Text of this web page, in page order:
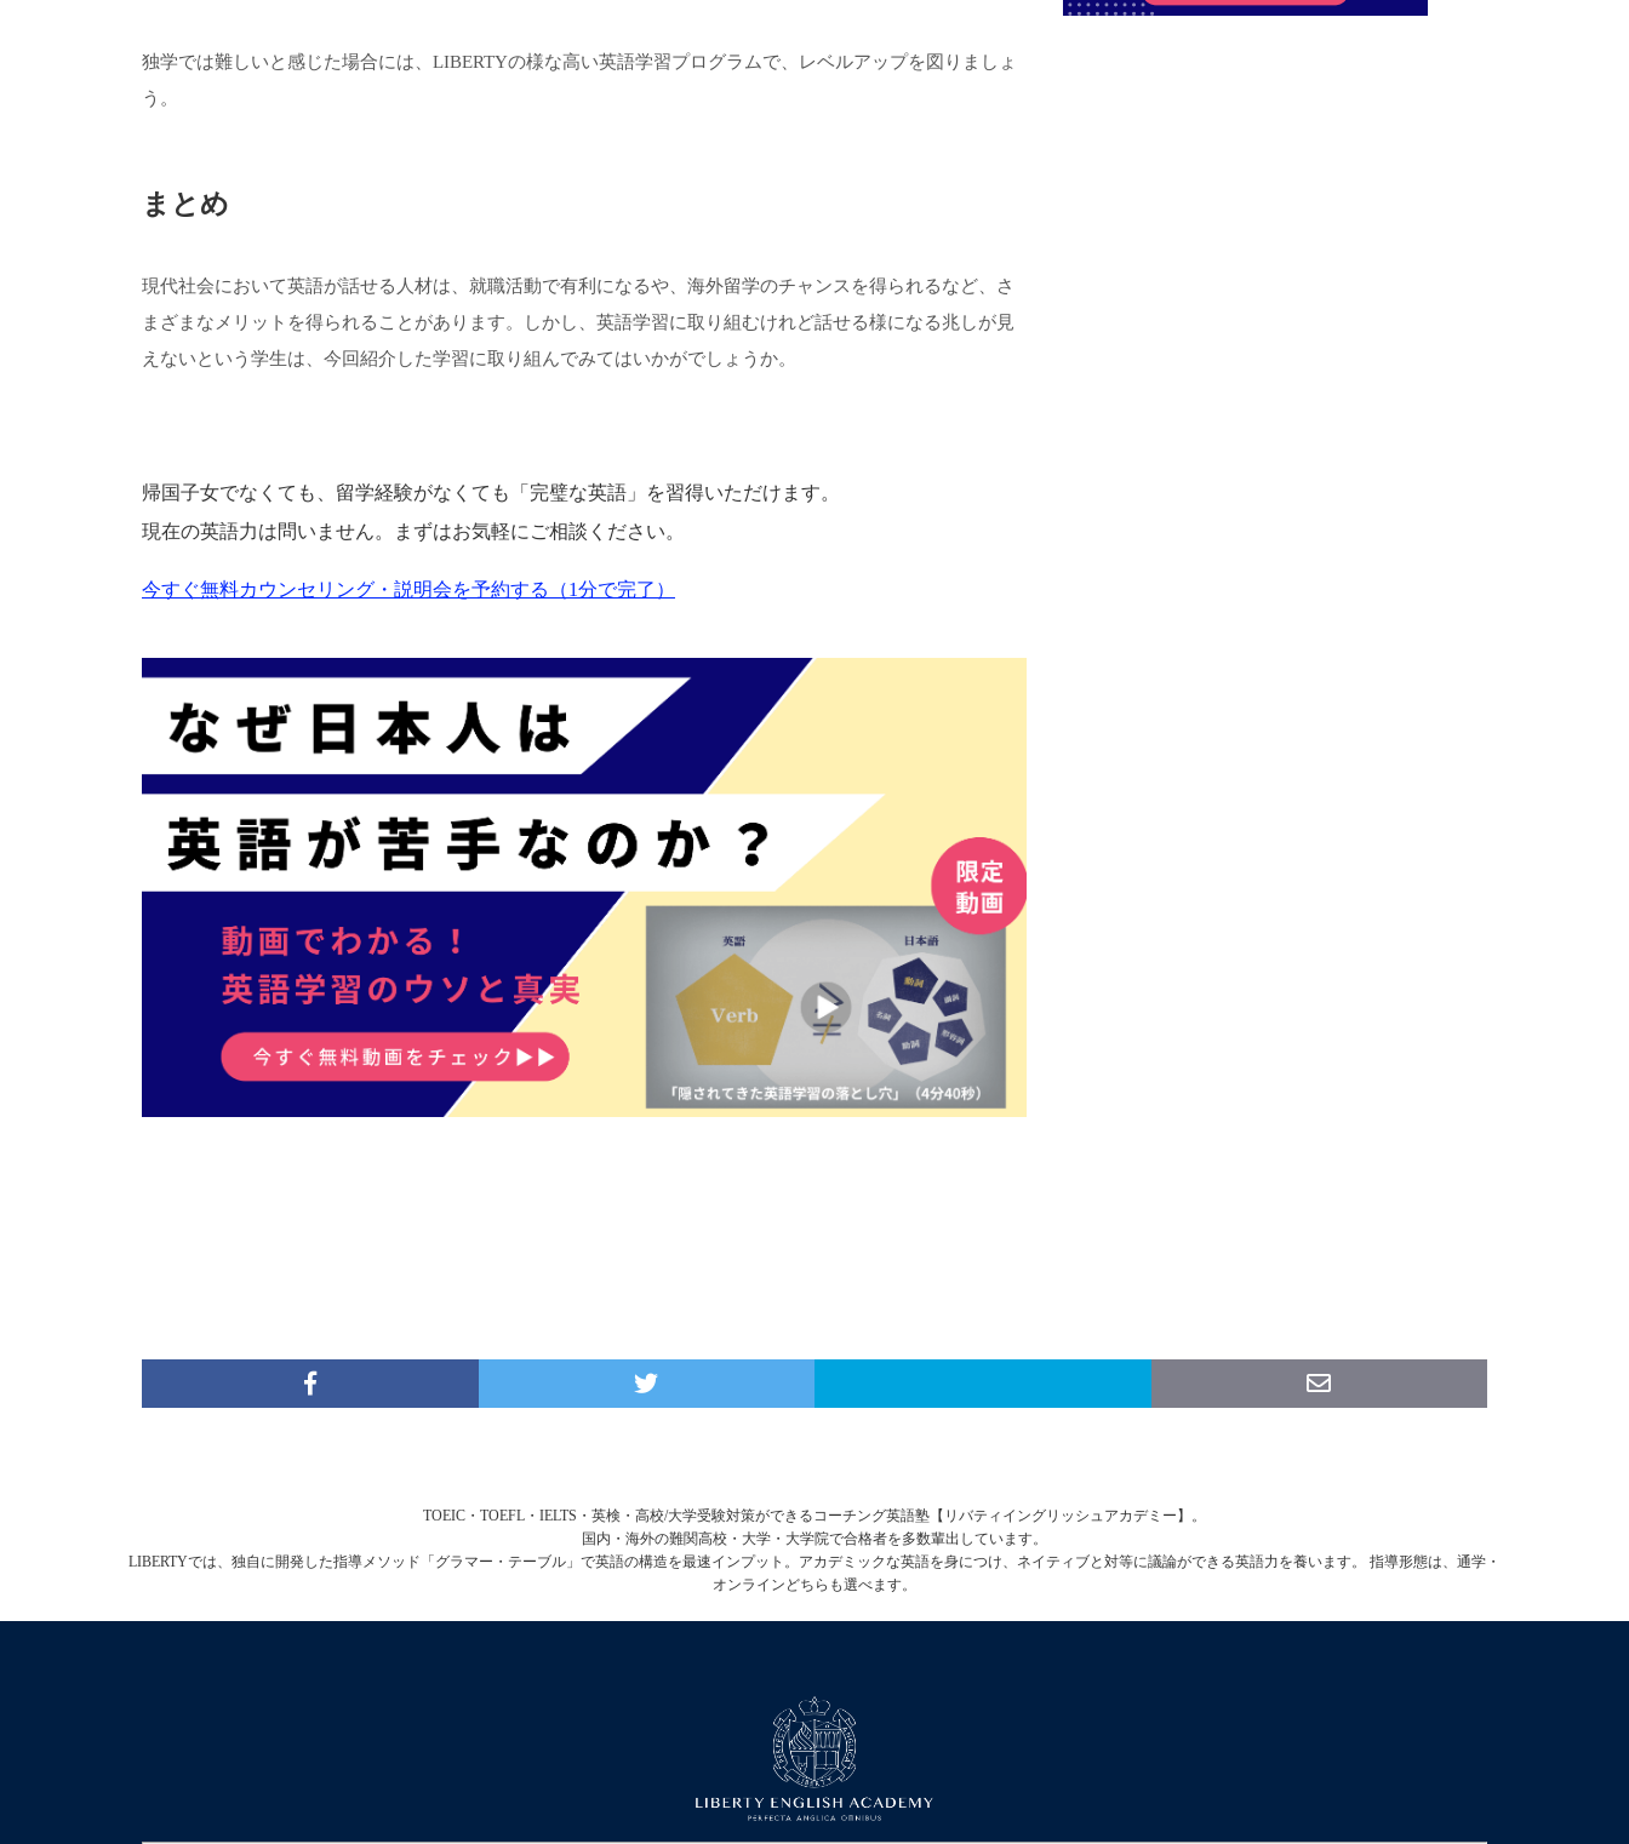
独学では難しいと感じた場合には、LIBERTYの様な高い英語学習プログラムで、レベルアップを図りましょ
う。
まとめ
現代社会において英語が話せる人材は、就職活動で有利になるや、海外留学のチャンスを得られるなど、さ
まざまなメリットを得られることがあります。しかし、英語学習に取り組むけれど話せる様になる兆しが見
えないという学生は、今回紹介した学習に取り組んでみてはいかがでしょうか。
帰国子女でなくても、留学経験がなくても「完璧な英語」を習得いただけます。
現在の英語力は問いません。まずはお気軽にご相談ください。
今すぐ無料カウンセリング・説明会を予約する（1分で完了）
TOEIC・TOEFL・IELTS・英検・高校/大学受験対策ができるコーチング英語塾【リバティイングリッシュアカデミー】。
国内・海外の難関高校・大学・大学院で合格者を多数輩出しています。
LIBERTYでは、独自に開発した指導メソッド「グラマー・テーブル」で英語の構造を最速インプット。アカデミックな英語を身につけ、ネイティブと対等に議論ができる英語力を養います。 指導形態は、通学・
オンラインどちらも選べます。